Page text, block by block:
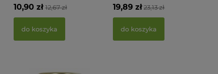
12,67 zł
10,90 zł
do koszyka
23,13 zł
19,89 zł
do koszyka